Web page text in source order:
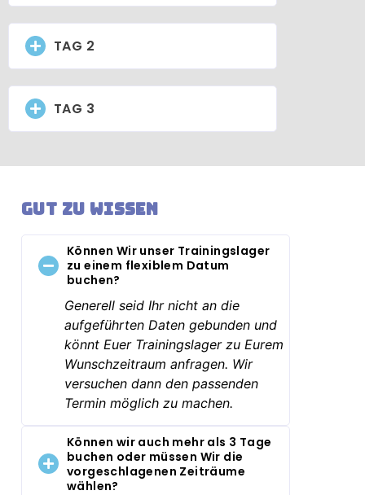
TAG 2
TAG 3
Gut zu wissen
Können Wir unser Trainingslager
zu einem flexiblem Datum
buchen?
Generell seid Ihr nicht an die
aufgeführten Daten gebunden und
könnt Euer Trainingslager zu Eurem
Wunschzeitraum anfragen. Wir
versuchen dann den passenden
Termin möglich zu machen.
Können wir auch mehr als 3 Tage
buchen oder müssen Wir die
vorgeschlagenen Zeiträume
wählen?